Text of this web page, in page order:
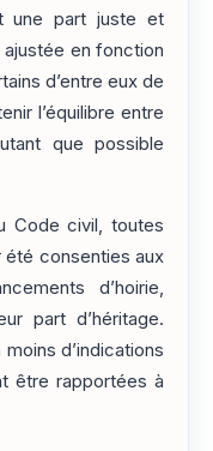
une part juste et
en fonction
d’entre eux de
l’équilibre entre
que possible
Code civil, toutes
été consenties aux
d’hoirie,
part d’héritage.
d’indications
être rapportées à